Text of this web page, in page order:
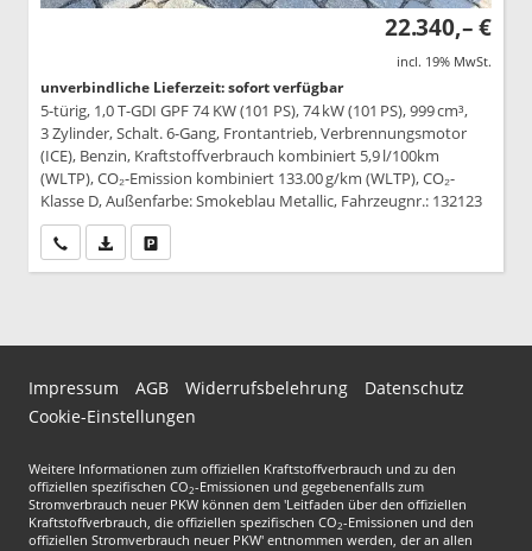
22.340,– €
incl. 19% MwSt.
unverbindliche Lieferzeit: sofort verfügbar
5-türig, 1,0 T-GDI GPF 74 KW (101 PS), 74 kW (101 PS), 999 cm³,
3 Zylinder, Schalt. 6-Gang, Frontantrieb, Verbrennungsmotor
(ICE), Benzin, Kraftstoffverbrauch kombiniert 5,9 l/100km
(WLTP), CO₂-Emission kombiniert 133.00 g/km (WLTP), CO₂-
Klasse D, Außenfarbe: Smokeblau Metallic, Fahrzeugnr.: 132123
Wir rufen Sie anPDF-Datei, Fahrzeugexposé drucken
Impressum AGB Widerrufsbelehrung
Datenschutz
Cookie-Einstellungen
Weitere Informationen zum offiziellen Kraftstoffverbrauch und zu den
offiziellen spezifischen CO2-Emissionen und gegebenenfalls zum
Stromverbrauch neuer PKW können dem 'Leitfaden über den offiziellen
Kraftstoffverbrauch, die offiziellen spezifischen CO2-Emissionen und den
offiziellen Stromverbrauch neuer PKW' entnommen werden, der an allen